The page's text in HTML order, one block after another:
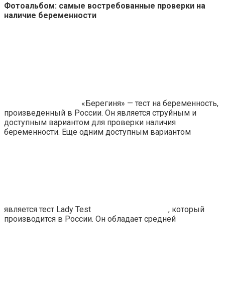
Фотоальбом: самые востребованные проверки на
наличие беременности
«Берегиня» — тест на беременность,
произведенный в России. Он является струйным и
доступным вариантом для проверки наличия
беременности. Еще одним доступным вариантом
является тест Lady Test
, который
производится в России. Он обладает средней